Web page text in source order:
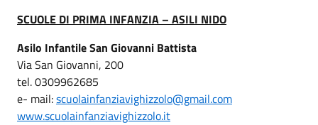
SCUOLE DI PRIMA INFANZIA – ASILI NIDO
Asilo Infantile San Giovanni Battista
Via San Giovanni, 200
tel. 0309962685
e- mail:scuolainfanziavighizzolo@gmail.com
www.scuolainfanziavighizzolo.it